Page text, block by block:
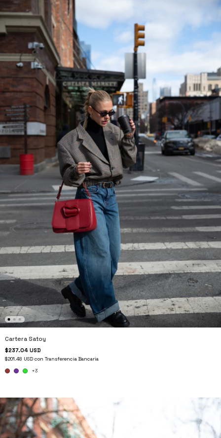
Cartera Satoy
$237.04 USD
$201.48 USD con Transferencia Bancaria
+3